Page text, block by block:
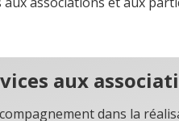
aux
dans la